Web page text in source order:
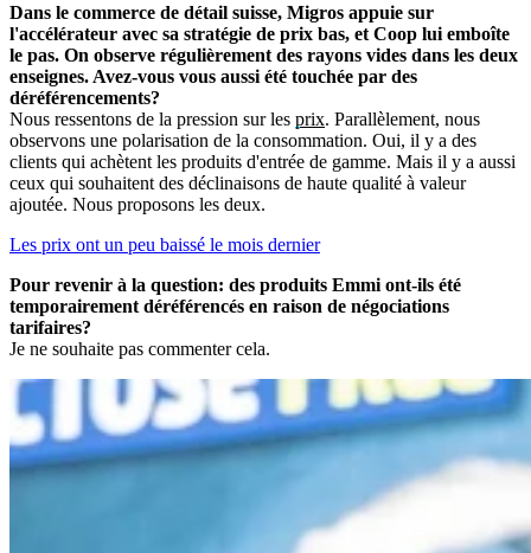
Dans le commerce de détail suisse, Migros appuie sur
l'accélérateur avec sa stratégie de prix bas, et Coop lui emboîte
le pas. On observe régulièrement des rayons vides dans les deux
enseignes. Avez-vous vous aussi été touchée par des
déréférencements?
Nous ressentons de la pression sur les prix. Parallèlement, nous
observons une polarisation de la consommation. Oui, il y a des
clients qui achètent les produits d'entrée de gamme. Mais il y a aussi
ceux qui souhaitent des déclinaisons de haute qualité à valeur
ajoutée. Nous proposons les deux.
Les prix ont un peu baissé le mois dernier
Pour revenir à la question: des produits Emmi ont-ils été
temporairement déréférencés en raison de négociations
tarifaires?
Je ne souhaite pas commenter cela.